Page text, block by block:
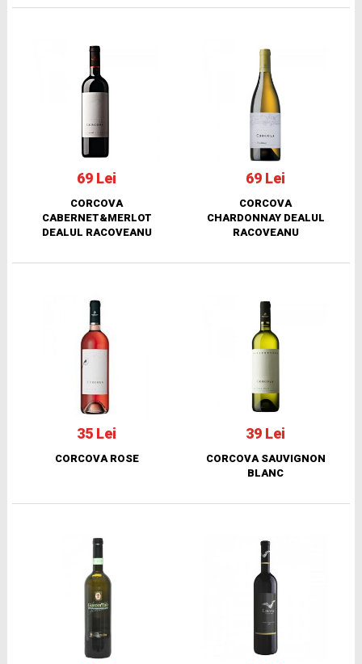
69 Lei
CORCOVA
CABERNET&MERLOT
DEALUL RACOVEANU
69 Lei
CORCOVA
CHARDONNAY DEALUL
RACOVEANU
35 Lei
CORCOVA ROSE
39 Lei
CORCOVA SAUVIGNON
BLANC